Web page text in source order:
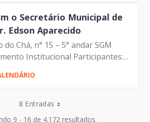
o Secretário Municipal de
Edson Aparecido
do Chá, n° 15 – 5° andar SGM
Participantes: -
– Presidente | Prodam-SP -
dos Santos- Secretário
8 Entradas
Entradas por Página
Entradas por Página
9 - 16 de 4.172 resultados.